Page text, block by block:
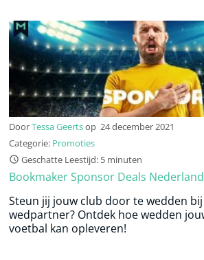
DoorTessa Geertsop 24 december 2021
Categorie: Promoties
Geschatte Leestijd: 5 minuten
Bookmaker Sponsor Deals Nederland
Steun jij jouw club door te wedden
wedpartner? Ontdek hoe wedden
voetbal kan opleveren!